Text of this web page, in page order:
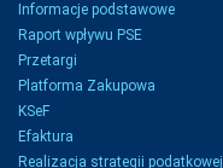
Informacje podstawowe
Raport wpływu PSE
Przetargi
Platforma Zakupowa
KSeF
Efaktura
Realizacja strategii podatkowej